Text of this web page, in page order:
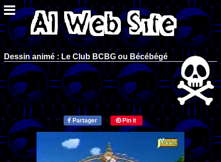
Dessin animé : Le Club BCBG ou Bécébégé
Partager Pin it